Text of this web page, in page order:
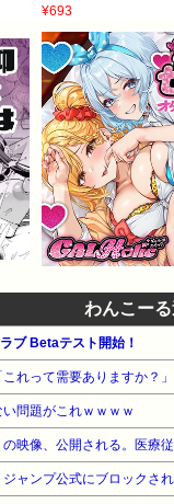
¥693
わんこー
ブ Betaテスト開始！
れって需要ありますか？」
問題がこれｗｗｗｗ
映像、公開される。医療
ャンプ公式にブロックさ